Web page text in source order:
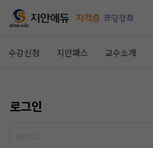
수강신청 지안패스 교수소개
로그인